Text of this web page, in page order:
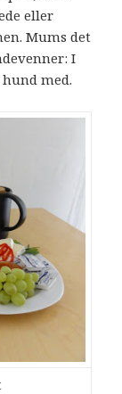
eller
Mums det
I
med.